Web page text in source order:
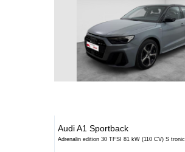
AudiA1 Sportback
Adrenalin edition 30 TFSI 81 kW (110 CV) S tronic